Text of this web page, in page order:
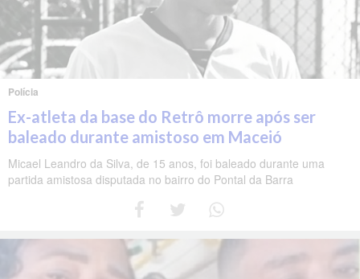
Polícia
Ex-atleta da base do Retrô morre após ser
baleado durante amistoso em Maceió
Micael Leandro da Silva, de 15 anos, foi baleado durante uma
partida amistosa disputada no bairro do Pontal da Barra